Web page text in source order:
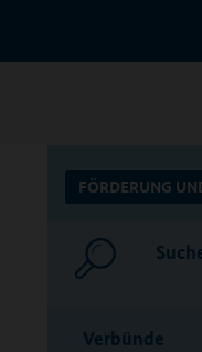
FÖRDERUNG
Verbünde